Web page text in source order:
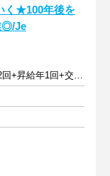
く★100年後を
◎/Je
月給30～45.1万円+賞与年2回+昇給年1回+交通費全額